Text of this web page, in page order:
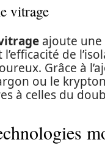
vitrage
ajoute
de
Grâce à
ou le
à celles du